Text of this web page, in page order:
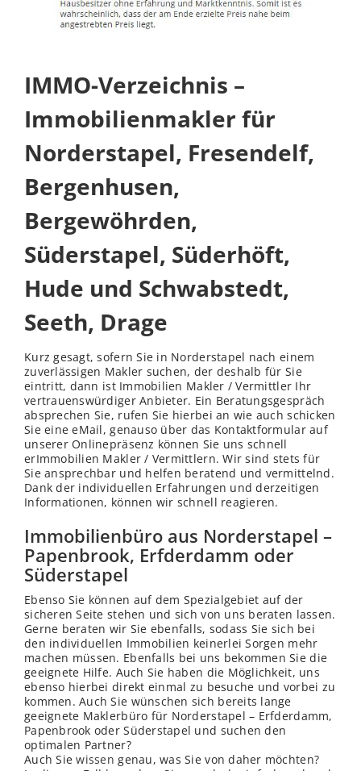
IMMO-Verzeichnis –
Immobilienmakler für
Norderstapel, Fresendelf,
Bergenhusen,
Bergewöhrden,
Süderstapel, Süderhöft,
Hude und Schwabstedt,
Seeth, Drage
Kurz gesagt, sofern Sie in Norderstapel nach einem
zuverlässigen Makler suchen, der deshalb für Sie
eintritt, dann ist Immobilien Makler / Vermittler Ihr
vertrauenswürdiger Anbieter. Ein Beratungsgespräch
absprechen Sie, rufen Sie hierbei an wie auch schicken
Sie eine eMail, genauso über das Kontaktformular auf
unserer Onlinepräsenz können Sie uns schnell
erImmobilien Makler / Vermittlern. Wir sind stets für
Sie ansprechbar und helfen beratend und vermittelnd.
Dank der individuellen Erfahrungen und derzeitigen
Informationen, können wir schnell reagieren.
Immobilienbüro aus Norderstapel –
Papenbrook, Erfderdamm oder
Süderstapel
Ebenso Sie können auf dem Spezialgebiet auf der
sicheren Seite stehen und sich von uns beraten lassen.
Gerne beraten wir Sie ebenfalls, sodass Sie sich bei
den individuellen Immobilien keinerlei Sorgen mehr
machen müssen. Ebenfalls bei uns bekommen Sie die
geeignete Hilfe. Auch Sie haben die Möglichkeit, uns
ebenso hierbei direkt einmal zu besuche und vorbei zu
kommen. Auch Sie wünschen sich bereits lange
geeignete Maklerbüro für Norderstapel – Erfderdamm,
Papenbrook oder Süderstapel und suchen den
optimalen Partner?
Auch Siewissen genau, was Sie von daher möchten?